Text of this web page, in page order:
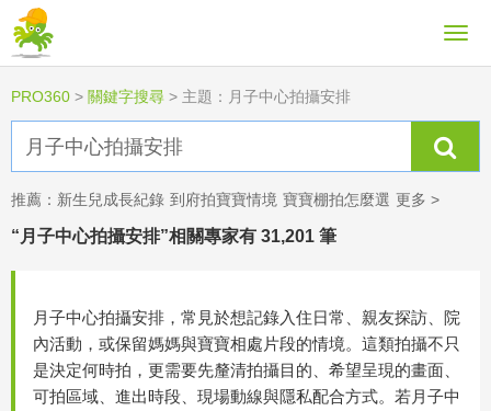
PRO360 > 關鍵字搜尋 > 主題：月子中心拍攝安排
推薦： 新生兒成長紀錄 到府拍寶寶情境 寶寶棚拍怎麼選 更多 >
“月子中心拍攝安排”相關專家有 31,201 筆
月子中心拍攝安排，常見於想記錄入住日常、親友探訪、院
內活動，或保留媽媽與寶寶相處片段的情境。這類拍攝不只
是決定何時拍，更需要先釐清拍攝目的、希望呈現的畫面、
可拍區域、進出時段、現場動線與隱私配合方式。若月子中